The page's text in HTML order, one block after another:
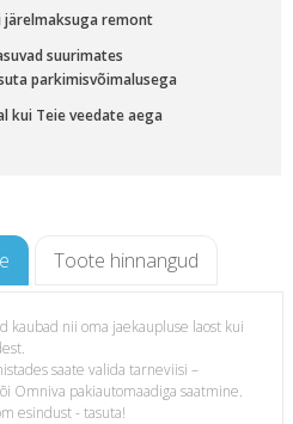
järelmaksuga remont
suurimates
parkimisvõimalusega
kui Teie veedate aega
Toote hinnangud
kaubad nii oma jaekaupluse laost kui
saate valida tarneviisi –
Omniva pakiautomaadiga saatmine.
esindust - tasuta!